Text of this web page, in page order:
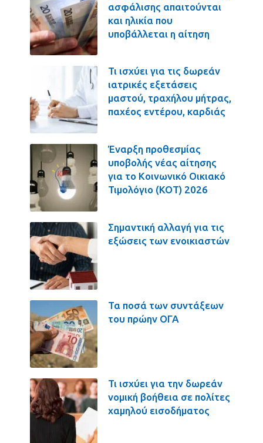
ασφάλισης απαιτούνται
και ηλικία που
υποβάλλεται η αίτηση
Τι ισχύει για τις δωρεάν
ιατρικές εξετάσεις
μαστού, τραχήλου μήτρας,
παχέος εντέρου, καρδιάς
Έναρξη προθεσμίας
υποβολής νέας αίτησης
για το Κοινωνικό Οικιακό
Τιμολόγιο (ΚΟΤ) 2026
Σημαντική αλλαγή για τις
εξώσεις των ενοικιαστών
Τα ποσά των συντάξεων
του πρώην ΟΓΑ
Τι ισχύει για την δωρεάν
νομική βοήθεια σε πολίτες
χαμηλού εισοδήματος